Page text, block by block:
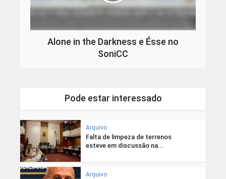
Alone in the Darkness e Ésse no
SoniCC
Pode estar interessado
Arquivo
Falta de limpeza de terrenos
esteve em discussão na...
Arquivo